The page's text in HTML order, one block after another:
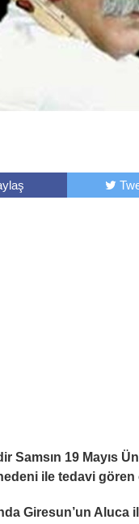
Samsın 19 Mayıs
ile tedavi gören
Giresun’un